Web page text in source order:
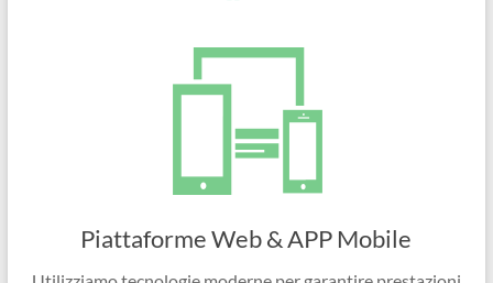
Piattaforme Web & APP Mobile